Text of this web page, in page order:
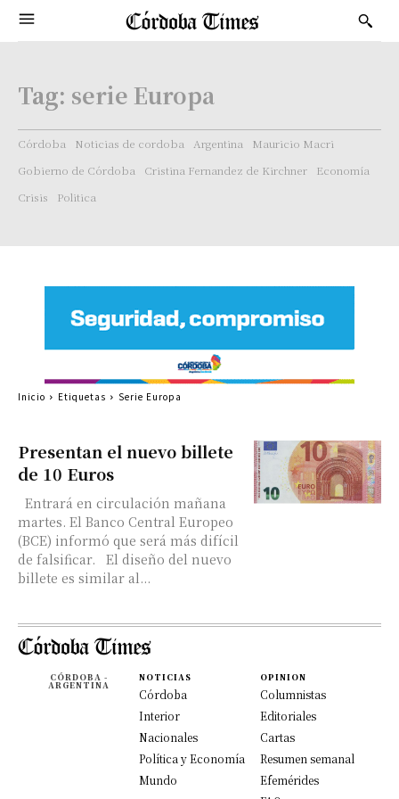
Tag: serie Europa
Córdoba Noticias de cordoba Argentina
Mauricio Macri
Gobierno de Córdoba
Cristina Fernandez de Kirchner
Economía
Crisis
Politica
Presentan el nuevo billete
de 10 Euros
Entrará en circulación mañana
martes. El Banco Central Europeo
(BCE) informó que será más difícil
de falsificar. El diseño del nuevo
billete es similar al...
Inicio Etiquetas Serie Europa
CÓRDOBA -
ARGENTINA
NOTICIAS
Córdoba
Interior
Nacionales
Política y Economía
Mundo
OPINION
Columnistas
Editoriales
Cartas
Resumen semanal
Efemérides